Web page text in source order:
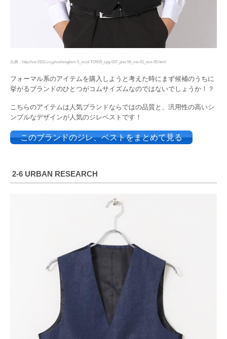
出典：http://voi.0101.co.jp/voi/wsg/wrt-5_mcd-TO919_cpg-037_pno-56_ino-01_ocn-05.html
フォーマル系のアイテムを購入しようと考えた時にまず候補のうちに
挙がるブランドのひとつがコムサイズムなのではないでしょうか！？
こちらのアイテムは人気ブランドならではの品質と、汎用性の高いシ
ンプルなデザインが人気のジレベストです！
このブランドのジレ、ベストをまとめて見る
2-6 URBAN RESEARCH